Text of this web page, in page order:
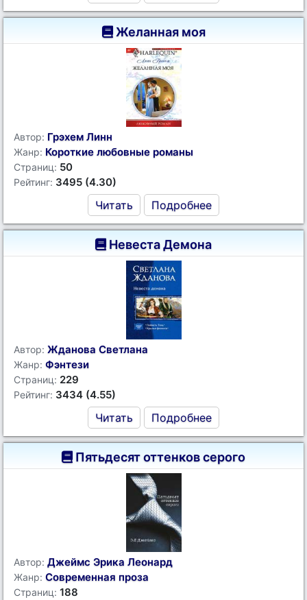
Желанная моя
Автор: Грэхем Линн
Жанр: Короткие любовные романы
Страниц: 50
Рейтинг: 3495 (4.30)
Читать Подробнее
Невеста Демона
Автор: Жданова Светлана
Жанр: Фэнтези
Страниц: 229
Рейтинг: 3434 (4.55)
Читать Подробнее
Пятьдесят оттенков серого
Автор: Джеймс Эрика Леонард
Жанр: Современная проза
Страниц: 188